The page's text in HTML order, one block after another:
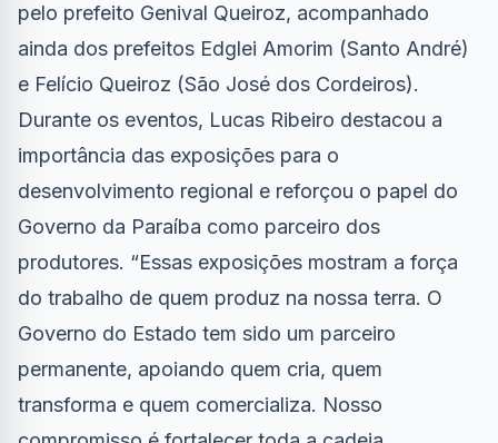
pelo prefeito Genival Queiroz, acompanhado
ainda dos prefeitos Edglei Amorim (Santo André)
e Felício Queiroz (São José dos Cordeiros).
Durante os eventos, Lucas Ribeiro destacou a
importância das exposições para o
desenvolvimento regional e reforçou o papel do
Governo da Paraíba como parceiro dos
produtores. “Essas exposições mostram a força
do trabalho de quem produz na nossa terra. O
Governo do Estado tem sido um parceiro
permanente, apoiando quem cria, quem
transforma e quem comercializa. Nosso